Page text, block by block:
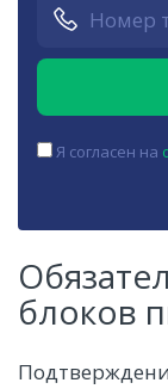
Я согласен на
блоков